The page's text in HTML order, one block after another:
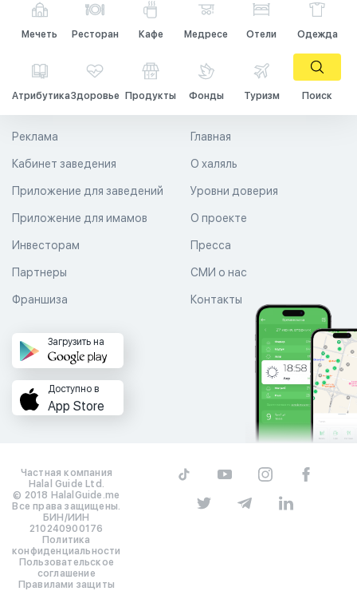
Мечеть Ресторан Кафе Медресе Отели Одежда
АтрибутикаЗдоровье Продукты Фонды Туризм Поиск
Главная
О халяль
Уровни доверия
Реклама
Кабинет заведения
Приложение для заведений
Приложение для имамов О проекте
Пресса
СМИ о нас
Контакты
Инвесторам
Партнеры
Франшиза
Загрузить на
Доступно в
App Store
Частная компания
Halal Guide Ltd.
© 2018 HalalGuide.me
Все права защищены.
БИН/ИИН
210240900176
Политика
конфиденциальности
Пользовательское
соглашение
Правилами защиты